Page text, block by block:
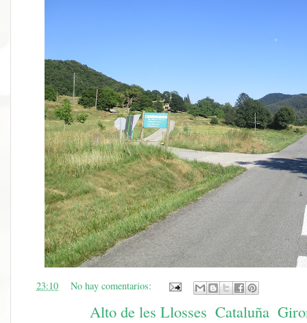
23:10 No hay comentarios:
Alto de les Llosses Cataluña